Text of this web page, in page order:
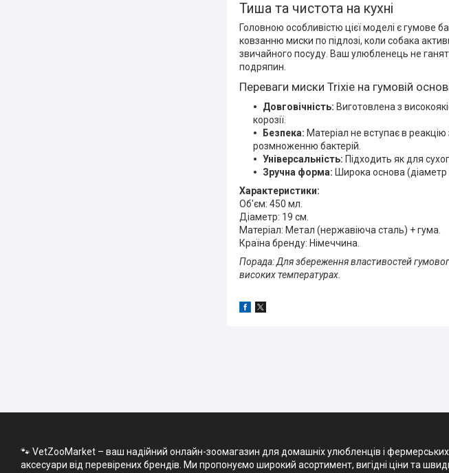
Тиша та чистота на кухні
Головною особливістю цієї моделі є гумове
ковзанню миски по підлозі, коли собака
звичайного посуду. Ваш улюбленець не
подряпин.
Переваги миски Trixie на гумовій
Довговічність: Виготовлена з
корозії.
Безпека: Матеріал не вступає в
розмноженню бактерій.
Універсальність: Підходить як для
Зручна форма: Широка основа (діаметр
Характеристики:
Об'єм: 450 мл.
Діаметр: 19 см.
Матеріал: Метал (нержавіюча сталь) + гума.
Країна бренду: Німеччина.
Порада: Для збереження властивостей
високих температурах.
🐾 VetZooMarket – ваш надійний онлайн-зоомагазин для домашніх улюбленців і фермерських
аксесуари від перевірених брендів. Ми пропонуємо широкий асортимент, вигідні ціни та